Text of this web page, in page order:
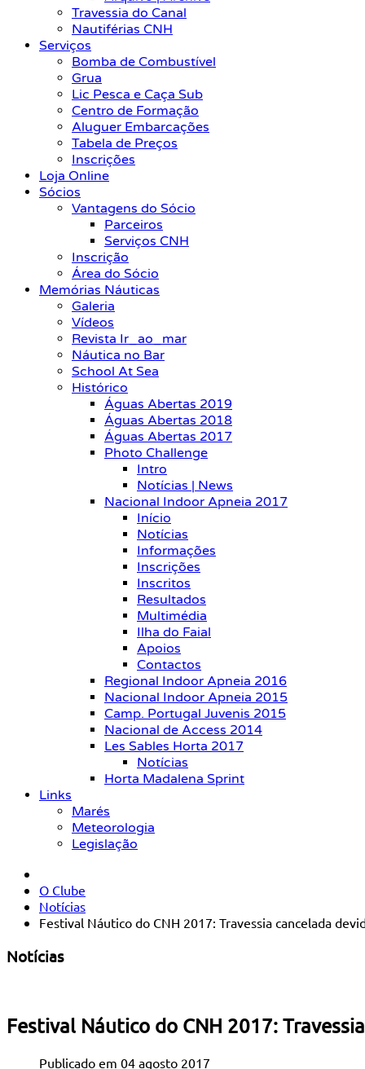
Travessia do Canal
Nautiférias CNH
Serviços
Bomba de Combustível
Grua
Lic Pesca e Caça Sub
Centro de Formação
Aluguer Embarcações
Tabela de Preços
Inscrições
Loja Online
Sócios
Vantagens do Sócio
Parceiros
Serviços CNH
Inscrição
Área do Sócio
Memórias Náuticas
Galeria
Vídeos
Revista Ir_ao_mar
Náutica no Bar
School At Sea
Histórico
Águas Abertas 2019
Águas Abertas 2018
Águas Abertas 2017
Photo Challenge
Intro
Notícias | News
Nacional Indoor Apneia 2017
Início
Notícias
Informações
Inscrições
Inscritos
Resultados
Multimédia
Ilha do Faial
Apoios
Contactos
Regional Indoor Apneia 2016
Nacional Indoor Apneia 2015
Camp. Portugal Juvenis 2015
Nacional de Access 2014
Les Sables Horta 2017
Notícias
Horta Madalena Sprint
Links
Marés
Meteorologia
Legislação
O Clube
Notícias
Festival Náutico do CNH 2017: Travessia cancelada
Notícias
Festival Náutico do CNH 2017:
Publicado em 04 agosto 2017